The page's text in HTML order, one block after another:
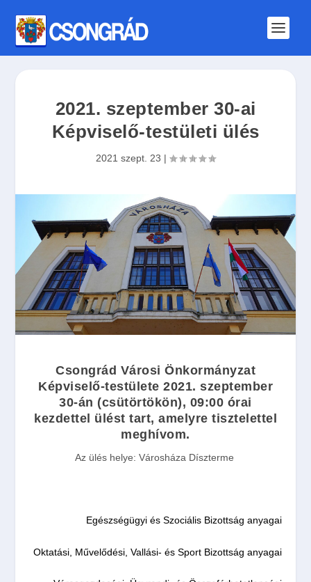
2021. szeptember 30-ai
Képviselő-testületi ülés
2021 szept. 23 |
Csongrád Városi Önkormányzat
Képviselő-testülete 2021. szeptember
30-án (csütörtökön), 09:00 órai
kezdettel ülést tart, amelyre tisztelettel
meghívom.
Az ülés helye: Városháza Díszterme
Egészségügyi és Szociális Bizottság anyagai
Oktatási, Művelődési, Vallási- és Sport Bizottság anyagai